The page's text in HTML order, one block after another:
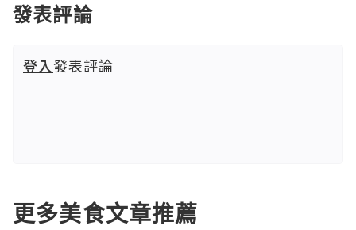
發表評論
登入發表評論
更多美食文章推薦